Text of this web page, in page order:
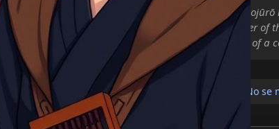
Adjusting the strap of a heavy wooden crate,
warehouse, his dark eyes narrowing in the flicker of
sets down a ledger and rests a hand on the hilt of a
The shipme
Regístrate gratis para guardar tus chats. No se